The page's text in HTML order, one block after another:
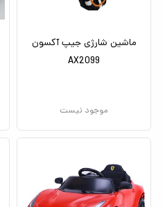
ماشین شارژی جیپ آکسون
AX2099
موجود نیست